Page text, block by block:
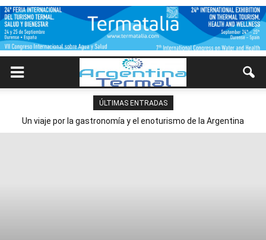
ÚLTIMAS ENTRADAS
Un viaje por la gastronomía y el enoturismo de la Argentina